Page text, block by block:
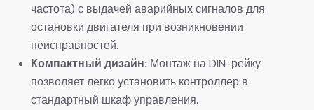
частота) с выдачей аварийных сигналов для
остановки двигателя при возникновении
неисправностей.
​Компактный дизайн:​ ​ Монтаж на DIN-рейку
позволяет легко установить контроллер в
стандартный шкаф управления.